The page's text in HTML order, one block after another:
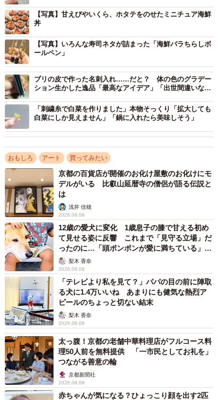
一センチにも満たないのに、ピチピチでプリプリなのがよくわかる甘え
び（提供：はらぺこ文鳥@ミニチュアフードさん）
ーーかなり小さい作品ですが、よく粘土で作品を作られる
のでしょうか？
「普段からミニチュアフード作家として、粘土で指先サイ
ズの食べ物を製作しています」
ーー粘土で甘えびを作ろうと思ったのは？
「甘えびを使った新作を作ろうと考えていましたが、甘え
びは手間がかかり集中力も必要なのでつい先延ばしにして
いました。せっかくのGWにお出かけの予定もなかったの
で、これはもう日がな一日部屋にこもって甘えび製作とじ
っくり向き合おうと腹を決めました」
ーー甘えびの製作工程は？
【写真】甘えびやいくら、ホタテをのせたミニチュア海鮮
丼
【写真】いろんな寿司ネタが詰まった「海鮮バラちらしボ
ールペン」
ブリの皮で作った名刺入れ……だと？ 体の色のグラデー
ション生かした逸品「最高なアイデア」「出世間違いな
「刺繍糸で白菜を作りました」本物そっくり「拡大しても
白菜にしか見えません」「鍋に入れたら美味しそう」
おもしろ アート 買ってみたい
京都の百貨店が開催のお化け屋敷のお化けにモ
デルがいる 比叡山延暦寺の僧侶が語る伝説と
は
浅井 佳穂
2026.08.08
12歳の愛犬に変化 1歳息子の膝で甘える初め
て見せる姿に反響 これまで「見守る立場」だ
ったのに…「頭ポンポンが愛に満ちている」
「尊…」
梨木 香奈
2026.08.08
「テレビより私を見て？」パパの目の前に陣取
る犬に1.4万いいね あまりにも健気な熱烈ア
ピールのちょっと切ない結末
梨木 香奈
2026.08.08
太っ腹！京都の老舗中華料理店がフルコース料
理50人前を無料提供 「一市民としてお礼を」
つながる善意の輪
京都新聞社
2026.08.08
赤ちゃんが気になる？ひょっこり顔を出す2匹